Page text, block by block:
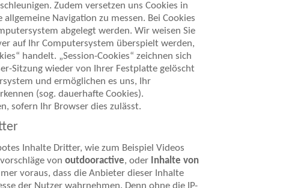
Zudem versetzen uns Cookies in
Navigation zu messen. Bei Cookies
abgelegt werden. Wir weisen Sie
auf Ihr Computersystem überspielt werden,
handelt. „Session-Cookies“ zeichnen sich
Sitzung wieder von Ihrer Festplatte gelöscht
und ermöglichen es uns, Ihr
(sog. dauerhafte Cookies).
sofern Ihr Browser dies zulässt.
Inhalte Dritter, wie zum Beispiel Videos
von outdooractive, oder Inhalte von
voraus, dass die Anbieter dieser Inhalte
der Nutzer wahrnehmen. Denn ohne die IP-